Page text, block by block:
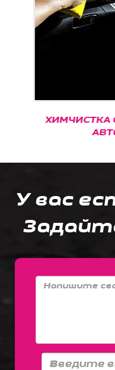
ХИМЧИСТКА
У вас